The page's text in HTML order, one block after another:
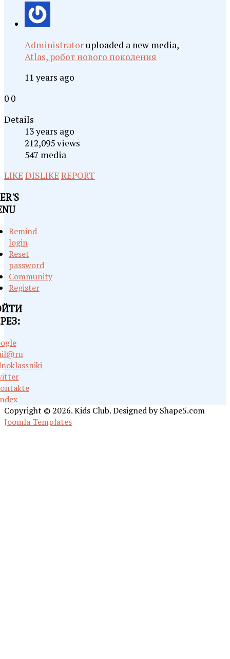
Administratoruploaded a new media,
Atlas, робот нового поколения
11 years ago
0 0
Details
13 years ago
212,095 views
547 media
LIKE DISLIKE REPORT
Remind
login
Reset
password
Community
Register
Copyright © 2026. Kids Club. Designed by Shape5.com
Joomla Templates